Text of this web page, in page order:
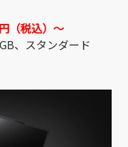
（税込）～
、スタンダード